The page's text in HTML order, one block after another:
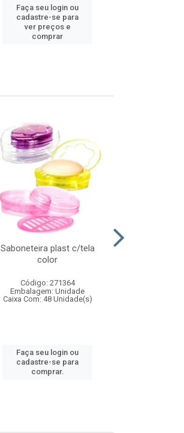
Faça seu login ou
cadastre-se para
ver preços e
comprar
Saboneteira plast c/tela
color
Código: 271364
Embalagem: Unidade
Caixa Com: 48 Unidade(s)
Faça seu login ou
cadastre-se para
comprar.